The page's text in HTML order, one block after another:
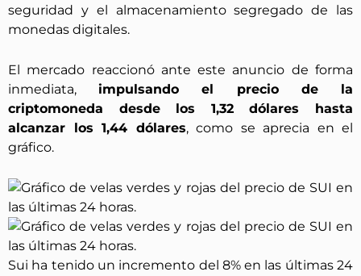
seguridad y el almacenamiento segregado de las
monedas digitales.
El mercado reaccionó ante este anuncio de forma
inmediata,impulsando el precio de la
criptomoneda desde los 1,32 dólares hasta
alcanzar los 1,44 dólares, como se aprecia en el
gráfico.
Sui ha tenido un incremento del 8% en las últimas 24